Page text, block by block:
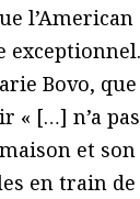
exceptionnel.
Bovo,
« […] n’a
et
en train